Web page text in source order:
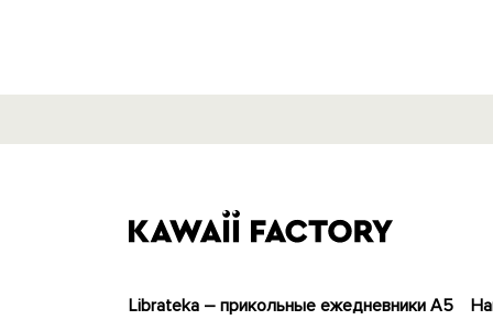
Librateka – прикольные ежедневники А5